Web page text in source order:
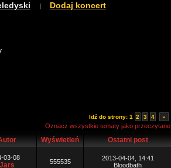
| Dodaj koncert
Idź do strony: 1 2 3 4 »
Oznacz wszystkie tematy jako przeczytane
Wyświetleń
Ostatni post
03-08
Jars 555535
2013-04-04, 14:41
Bloodbath